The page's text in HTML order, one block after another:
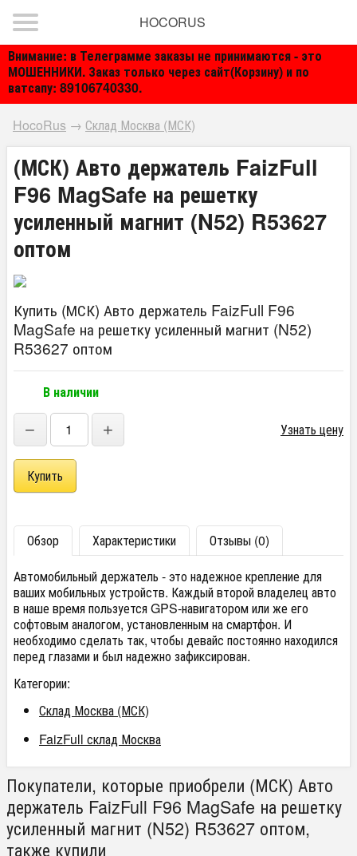
Внимание: в Телеграмме заказы не принимаются - это
МОШЕННИКИ. Заказ только через сайт(Корзину) и по
ватсапу: 89106740330.
HOCORUS
HocoRus → Склад Москва (МСК)
(МСК) Авто держатель FaizFull
F96 MagSafe на решетку
усиленный магнит (N52) R53627
оптом
Купить (МСК) Авто держатель FaizFull F96
MagSafe на решетку усиленный магнит (N52)
R53627 оптом
В наличии
− + Узнать цену
Обзор Характеристики
Отзывы (0)
Автомобильный держатель - это надежное крепление для
ваших мобильных устройств. Каждый второй владелец авто
в наше время пользуется GPS-навигатором или же его
софтовым аналогом, установленным на смартфон. И
необходимо сделать так, чтобы девайс постоянно находился
перед глазами и был надежно зафиксирован.
Категории:
Склад Москва (МСК)
FaizFull склад Москва
Покупатели, которые приобрели (МСК) Авто
держатель FaizFull F96 MagSafe на решетку
усиленный магнит (N52) R53627 оптом,
также купили